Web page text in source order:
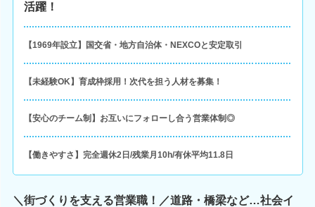
活躍！
【1969年設立】国交省・地方自治体・NEXCOと安定取引
【未経験OK】育成枠採用！次代を担う人材を募集！
【安心のチーム制】お互いにフォローし合う営業体制◎
【働きやすさ】完全週休2日/残業月10h/有休平均11.8日
＼街づくりを支える営業職！／道路・橋梁など…社会イ